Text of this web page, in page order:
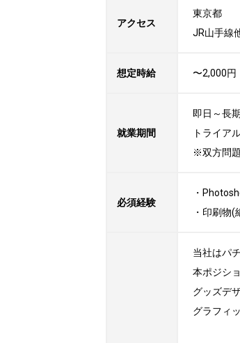
アクセス
東京都
JR山手線
想定時給 〜2,000円
就業期間
即日～長期
トライア
※双方問
必須経験
・
・印刷物
当社はパ
本ポジシ
グッズデ
グラフィ